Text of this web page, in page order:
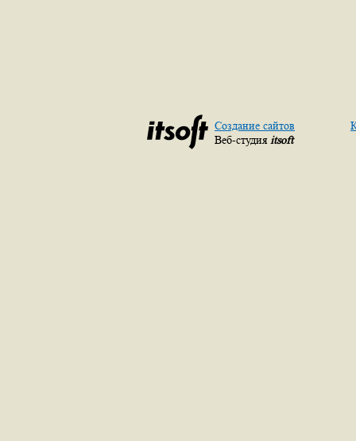
Создание сайтов
Веб-студия itsoft